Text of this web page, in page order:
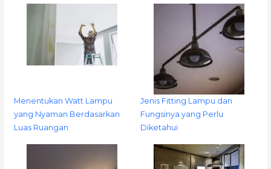
Menentukan Watt Lampu
yang Nyaman Berdasarkan
Luas Ruangan
Jenis Fitting Lampu dan
Fungsinya yang Perlu
Diketahui